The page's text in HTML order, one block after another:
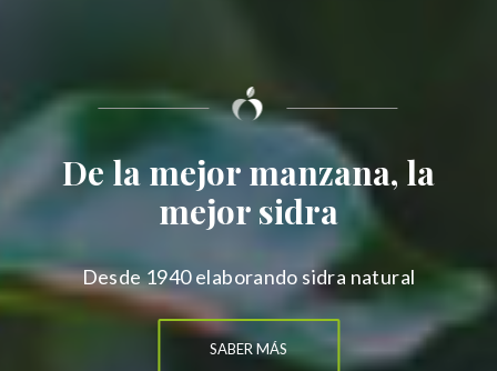
De la mejor manzana, la
mejor sidra
Desde 1940 elaborando sidra natural
SABER MÁS